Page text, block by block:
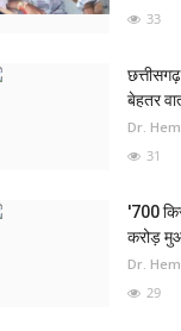
33
बेहतर
Dr.
31
'700
करोड़
Dr.
29